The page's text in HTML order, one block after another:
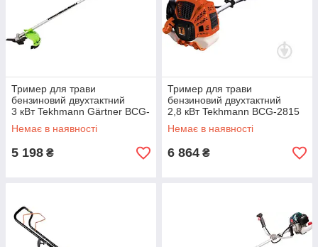
Тример для трави
бензиновий двухтактний
3 кВт Tekhmann Gärtner BCG-
3014
Немає в наявності
5 198 ₴
Тример для трави
бензиновий двухтактний
2,8 кВт Tekhmann BCG-2815
S
Немає в наявності
6 864 ₴